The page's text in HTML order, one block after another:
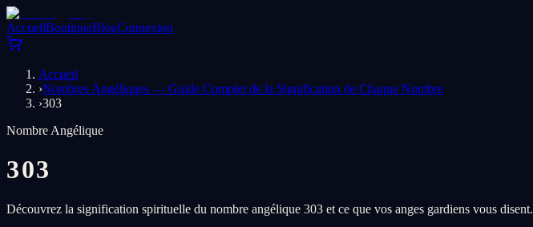
AccueilBoutiqueBlogConnexion
Accueil
›Nombres Angéliques — Guide Complet de la Signification de Chaque Nombre
›303
Nombre Angélique
303
Découvrez la signification spirituelle du nombre angélique 303 et ce que vos anges gardiens vous disent.